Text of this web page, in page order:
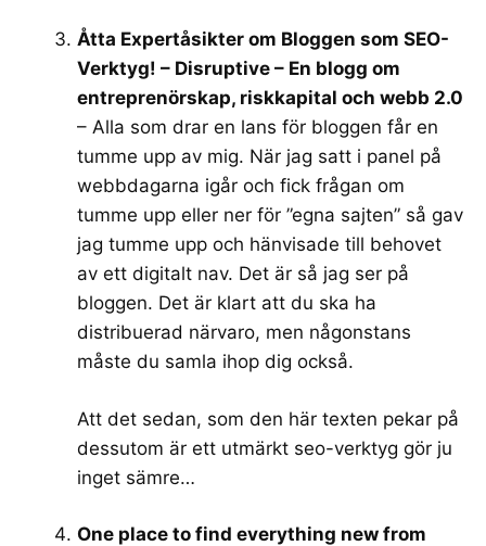
Åtta Expertåsikter om Bloggen som SEO-
Verktyg! – Disruptive – En blogg om
entreprenörskap, riskkapital och webb 2.0
– Alla som drar en lans för bloggen får en
tumme upp av mig. När jag satt i panel på
webbdagarna igår och fick frågan om
tumme upp eller ner för ”egna sajten” så gav
jag tumme upp och hänvisade till behovet
av ett digitalt nav. Det är så jag ser på
bloggen. Det är klart att du ska ha
distribuerad närvaro, men någonstans
måste du samla ihop dig också.
Att det sedan, som den här texten pekar på
dessutom är ett utmärkt seo-verktyg gör ju
inget sämre…
One place to find everything new from